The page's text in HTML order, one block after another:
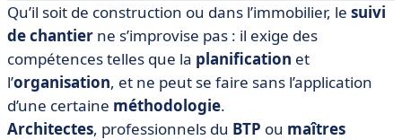
• Qu’est-ce que le suivi de chantier ?
• Comment faire le suivi d’un chantier en 5 étapes ?
• Tableau de suivi de chantier : Excel ou logiciel ?
• Vers un suivi optimisé de vos chantiers
Qu’il soit de construction ou dans l’immobilier, le suivi
de chantier ne s’improvise pas : il exige des
compétences telles que la planification et
l’organisation, et ne peut se faire sans l’application
d’une certaine méthodologie.
Architectes, professionnels du BTP ou maîtres